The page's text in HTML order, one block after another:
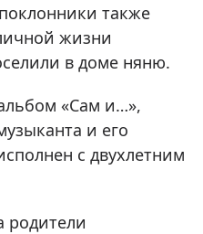
также
жизни
в доме няню.
«Сам и…»,
и его
с двухлетним
родители